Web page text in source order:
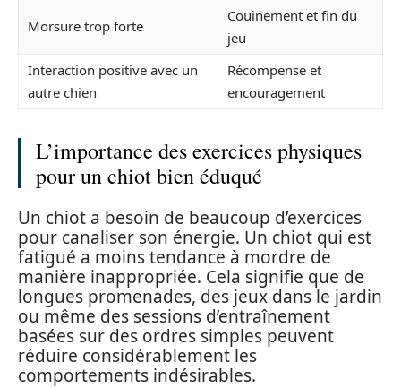
Morsure trop forte
Couinement et fin du
jeu
Interaction positive avec un
autre chien
Récompense et
encouragement
L’importance des exercices physiques
pour un chiot bien éduqué
Un chiot a besoin de beaucoup d’exercices
pour canaliser son énergie. Un chiot qui est
fatigué a moins tendance à mordre de
manière inappropriée. Cela signifie que de
longues promenades, des jeux dans le jardin
ou même des sessions d’entraînement
basées sur des ordres simples peuvent
réduire considérablement les
comportements indésirables.